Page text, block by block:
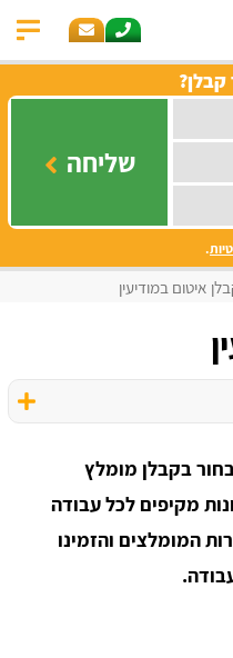
שליחה
.
איטום במודיעין
בקבלן מומלץ
מקיפים לכל עבודה
המומלצים והזמינו